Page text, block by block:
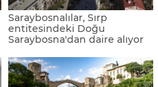
Saraybosnalılar, Sırp
entitesindeki Doğu
Saraybosna'dan daire alıyor